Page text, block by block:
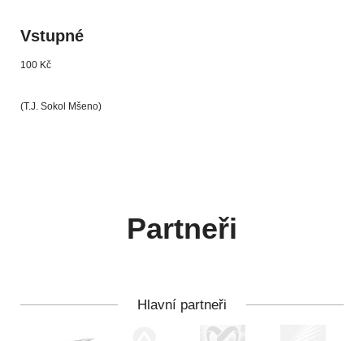
Vstupné
100 Kč
(T.J. Sokol Mšeno)
Partneři